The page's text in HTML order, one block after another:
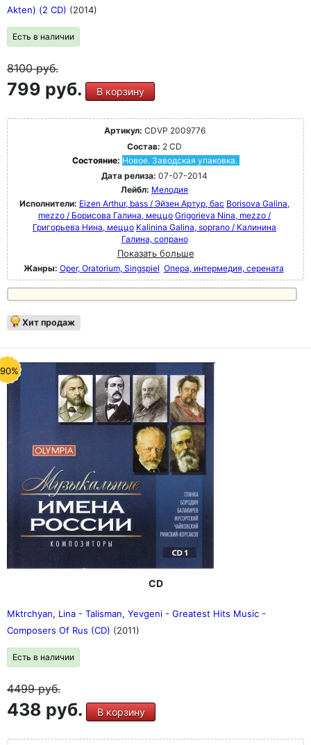
Akten) (2 CD) (2014)
Есть в наличии
8100руб.
799 руб. В корзину
Артикул: CDVP 2009776
Состав: 2 CD
Состояние: Новое. Заводская упаковка.
Дата релиза: 07-07-2014
Лейбл: Мелодия
Исполнители: Eizen Arthur, bass / Эйзен Артур, бас Borisova Galina,
mezzo / Борисова Галина, меццо Grigorieva Nina, mezzo /
Григорьева Нина, меццо Kalinina Galina, soprano / Калинина
Галина, сопрано
Показать больше
Жанры: Oper, Oratorium, Singspiel Опера, интермедия, серената
Хит продаж
CD
Mktrchyan, Lina - Talisman, Yevgeni - Greatest Hits Music -
Composers Of Rus (CD) (2011)
Есть в наличии
4499руб.
438 руб. В корзину